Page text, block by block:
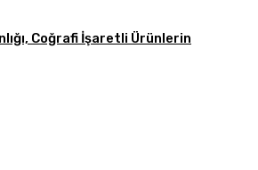
Coğrafi İşaretli Ürünlerin